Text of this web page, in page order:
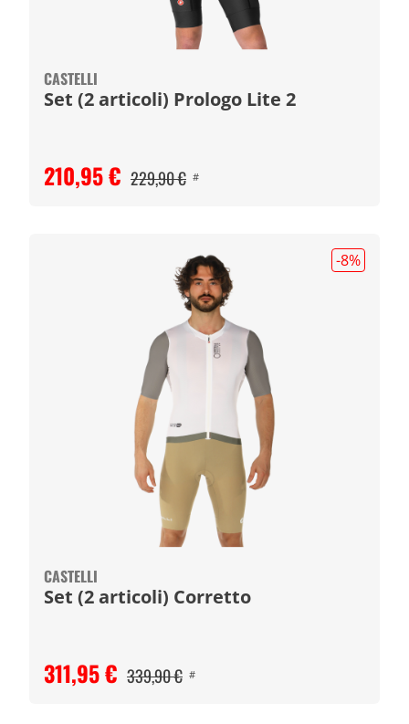
CASTELLI
Set (2 articoli) Prologo Lite 2
210,95 € 229,90 € #
-8%
CASTELLI
Set (2 articoli) Corretto
311,95 € 339,90 € #